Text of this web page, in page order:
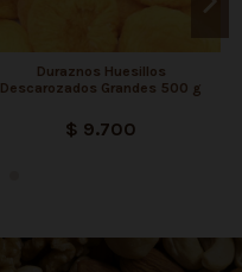
Duraznos Huesillos
Descarozados Grandes 500 g
$ 9.700